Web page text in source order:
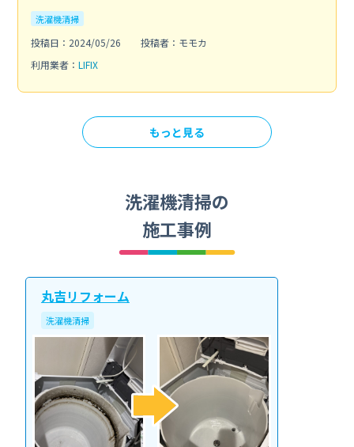
洗濯機清掃
投稿日：2024/05/26
投稿者：モモカ
利用業者： LIFIX
もっと見る
洗濯機清掃の
施工事例
丸吉リフォーム
洗濯機清掃